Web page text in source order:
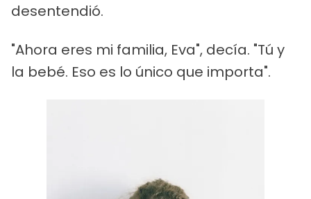
desentendió.
"Ahora eres mi familia, Eva", decía. "Tú y
la bebé. Eso es lo único que importa".